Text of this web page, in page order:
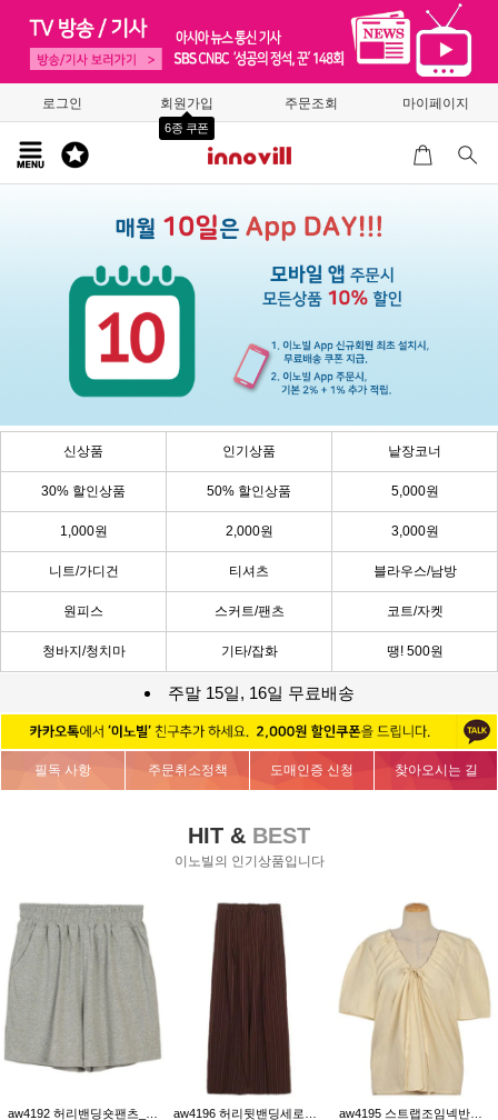
로그인 회원가입
6종 쿠폰
주문조회 마이페이지
신상품 인기상품 낱장코너
30% 할인상품 50% 할인상품 5,000원
1,000원 2,000원 3,000원
니트/가디건 티셔츠 블라우스/남방
원피스 스커트/팬츠 코트/자켓
청바지/청치마 기타/잡화 땡! 500원
주말 15일, 16일 무료배송
필독 사항 주문취소정책 도매인증 신청 찾아오시는 길
HIT & BEST
이노빌의 인기상품입니다